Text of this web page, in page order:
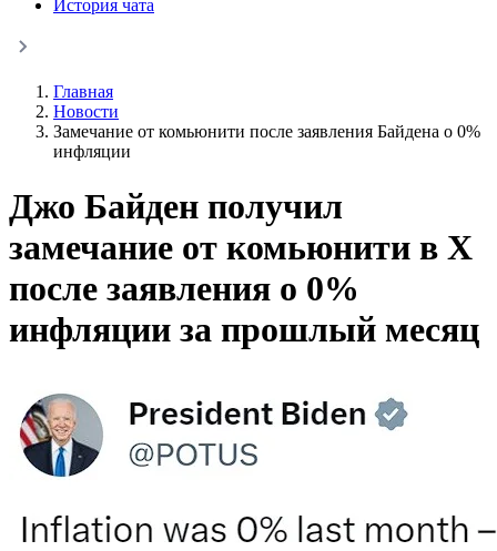
История чата
Главная
Новости
Замечание от комьюнити после заявления Байдена о 0%
инфляции
Джо Байден получил
замечание от комьюнити в X
после заявления о 0%
инфляции за прошлый месяц